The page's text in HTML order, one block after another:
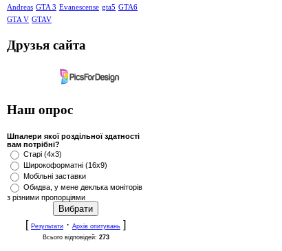
Andreas GTA 3 Evanescense gta5 GTA6
GTA V GTAV
Друзья сайта
Наш опрос
Шпалери якої роздільної здатності
вам потрібні?
Старі (4x3)
Широкоформатні (16x9)
Мобільні заставки
Обидва, у мене деклька моніторів
з різними пропорціями
[ Результати · Архів опитувань ]
Всього відповідей: 273